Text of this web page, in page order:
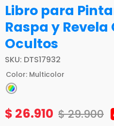
Libro para
Raspa y Revela
Ocultos
SKU: DTS17932
Color: Multicolor
$ 26.910 $29.900